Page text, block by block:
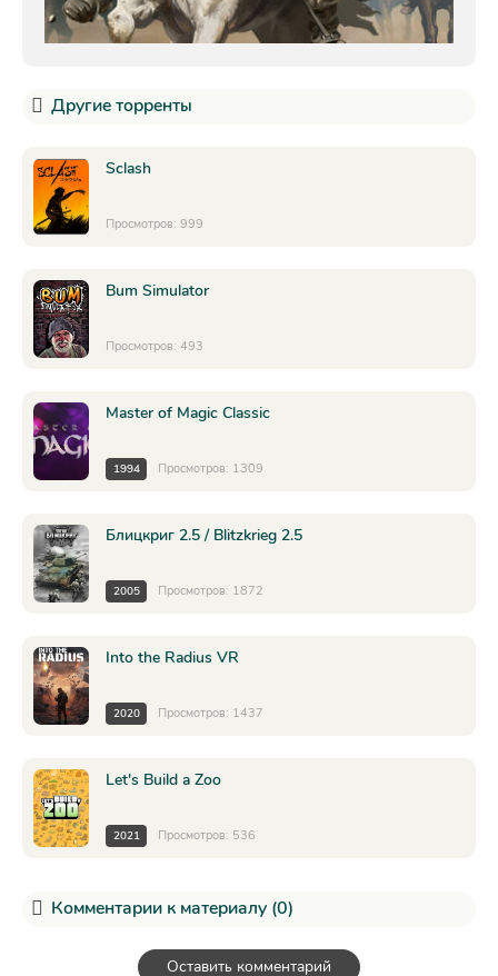
Другие торренты
Sclash
Просмотров: 999
Bum Simulator
Просмотров: 493
Master of Magic Classic
1994 Просмотров: 1309
Блицкриг 2.5 / Blitzkrieg 2.5
2005 Просмотров: 1872
Into the Radius VR
2020 Просмотров: 1437
Let's Build a Zoo
2021 Просмотров: 536
Комментарии к материалу (0)
Оставить комментарий